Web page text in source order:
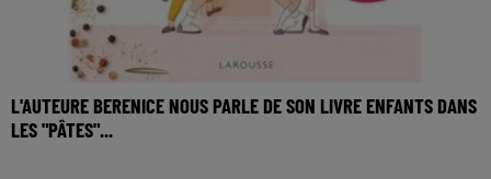
L'AUTEURE BERENICE NOUS PARLE DE SON LIVRE ENFANTS DANS
LES "PÂTES"...